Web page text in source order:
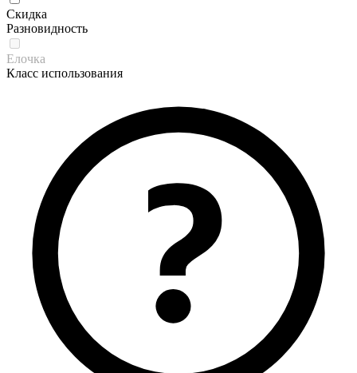
Скидка
Разновидность
Елочка
Класс использования